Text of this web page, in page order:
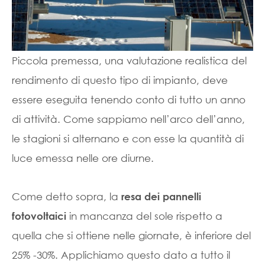
Piccola premessa, una valutazione realistica del
rendimento di questo tipo di impianto, deve
essere eseguita tenendo conto di tutto un anno
di attività. Come sappiamo nell’arco dell’anno,
le stagioni si alternano e con esse la quantità di
luce emessa nelle ore diurne.
Come detto sopra, la resa dei pannelli
fotovoltaici in mancanza del sole rispetto a
quella che si ottiene nelle giornate, è inferiore del
25% -30%. Applichiamo questo dato a tutto il